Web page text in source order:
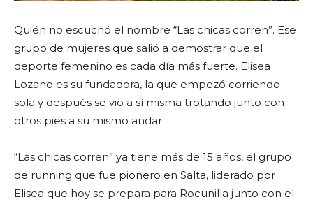
Quién no escuchó el nombre “Las chicas corren”. Ese
grupo de mujeres que salió a demostrar que el
deporte femenino es cada día más fuerte. Elisea
Lozano es su fundadora, la que empezó corriendo
sola y después se vio a sí misma trotando junto con
otros pies a su mismo andar.
“Las chicas corren” ya tiene más de 15 años, el grupo
de running que fue pionero en Salta, liderado por
Elisea que hoy se prepara para Rocunilla junto con el